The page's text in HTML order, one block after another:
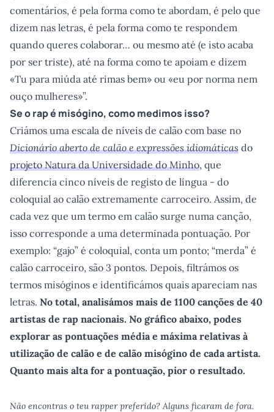
comentários, é pela forma como te abordam, é pelo que
dizem nas letras, é pela forma como te respondem
quando queres colaborar… ou mesmo até (e isto acaba
por ser triste), até na forma como te apoiam e dizem
«Tu para miúda até rimas bem» ou «eu por norma nem
ouço mulheres»”.
Se o rap é misógino, como medimos isso?
Criámos uma escala de níveis de calão com base no
Dicionário aberto de calão e expressões idiomáticas do
projeto Natura da Universidade do Minho, que
diferencia cinco níveis de registo de língua - do
coloquial ao calão extremamente carroceiro. Assim, de
cada vez que um termo em calão surge numa canção,
isso corresponde a uma determinada pontuação. Por
exemplo: “gajo” é coloquial, conta um ponto; “merda” é
calão carroceiro, são 3 pontos. Depois, filtrámos os
termos misóginos e identificámos quais apareciam nas
letras. No total, analisámos mais de 1100 canções de 40
artistas de rap nacionais. No gráfico abaixo, podes
explorar as pontuações média e máxima relativas à
utilização de calão e de calão misógino de cada artista.
Quanto mais alta for a pontuação, pior o resultado.
Não encontras o teu rapper preferido? Alguns ficaram de fora.